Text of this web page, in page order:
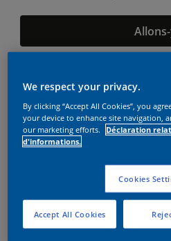
Suggestions
We respect your privacy.
By clicking “Accept All Cookies”, you
your device to enhance site navigation,
our marketing efforts.
Déclaration
d'informations.
Cookies
Accept All Cookies